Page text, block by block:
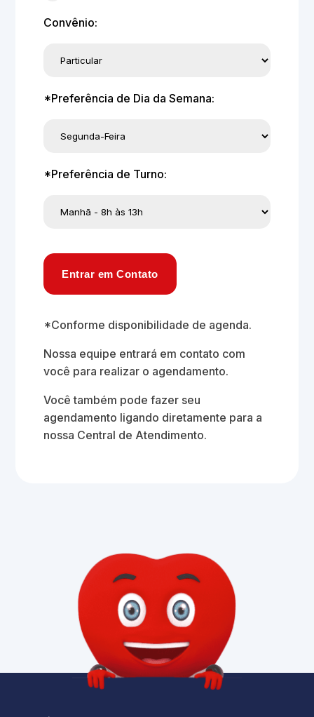
Convênio:
*Preferência de Dia da Semana:
*Preferência de Turno:
Entrar em Contato
*Conforme disponibilidade de agenda.
Nossa equipe entrará em contato com
você para realizar o agendamento.
Você também pode fazer seu
agendamento ligando diretamente para a
nossa Central de Atendimento.